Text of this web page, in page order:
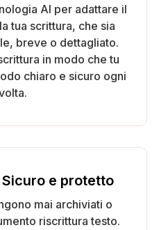
AI per adattare il
tua scrittura, che sia
breve o dettagliato.
in modo che tu
chiaro e sicuro ogni
e protetto
mai archiviati o
riscrittura testo.